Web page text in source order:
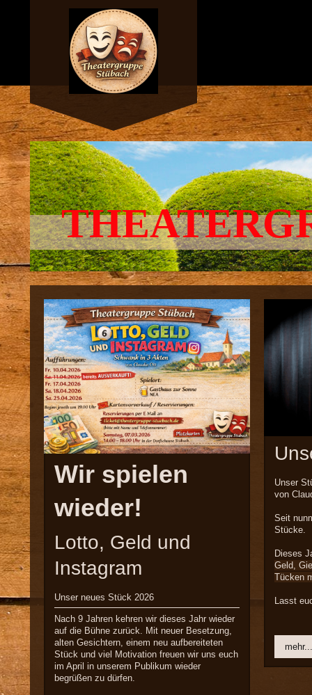
Wir spielen
wieder!
Lotto, Geld und
Instagram
Unser neues Stück 2026
Nach 9 Jahren kehren wir dieses Jahr wieder
auf die Bühne zurück. Mit neuer Besetzung,
alten Gesichtern, einem neu aufbereiteten
Stück und viel Motivation freuen wir uns euch
im April in unserem Publikum wieder
begrüßen zu dürfen.
Unser
von
Seit
Stücke.
Dieses
Geld,
Tücken
Lasst
mehr...